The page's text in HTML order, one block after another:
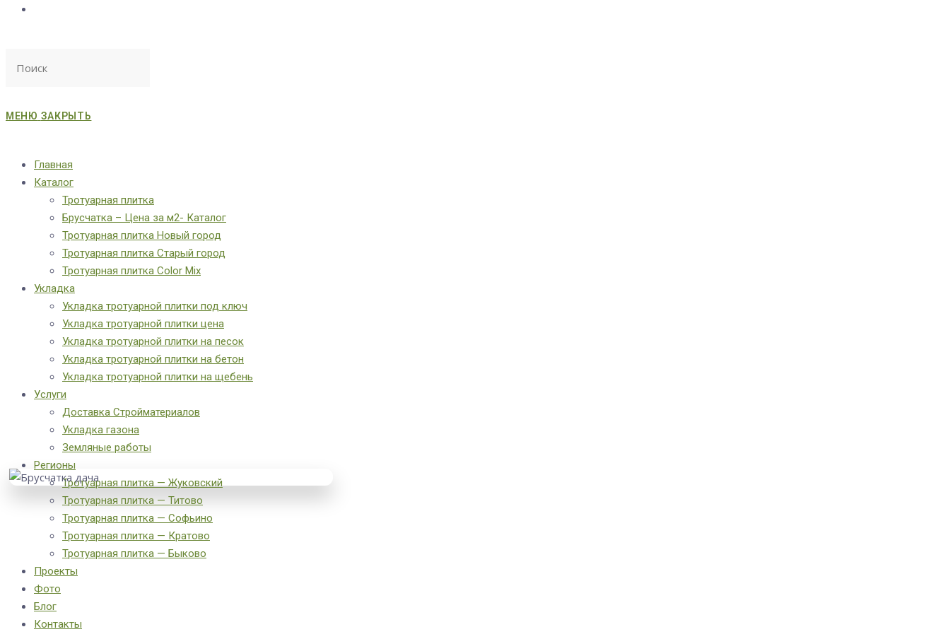
МЕНЮ ЗАКРЫТЬ
Главная
Каталог
Тротуарная плитка
Брусчатка – Цена за м2- Каталог
Тротуарная плитка Новый город
Тротуарная плитка Старый город
Тротуарная плитка Color Mix
Укладка
Укладка тротуарной плитки под ключ
Укладка тротуарной плитки цена
Укладка тротуарной плитки на песок
Укладка тротуарной плитки на бетон
Укладка тротуарной плитки на щебень
Услуги
Доставка Стройматериалов
Укладка газона
Земляные работы
Регионы
Тротуарная плитка — Жуковский
Тротуарная плитка — Титово
Тротуарная плитка — Софьино
Тротуарная плитка — Кратово
Тротуарная плитка — Быково
Проекты
Фото
Блог
Контакты